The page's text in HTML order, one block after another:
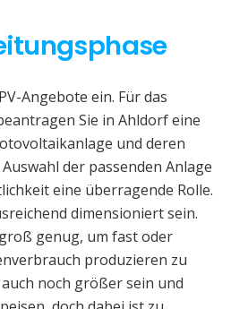
Angebote ein. Für das
Sie in Ahldorf eine
und deren
der passenden Anlage
eine überragende Rolle.
dimensioniert sein.
genug, um fast oder
produzieren zu
noch größer sein und